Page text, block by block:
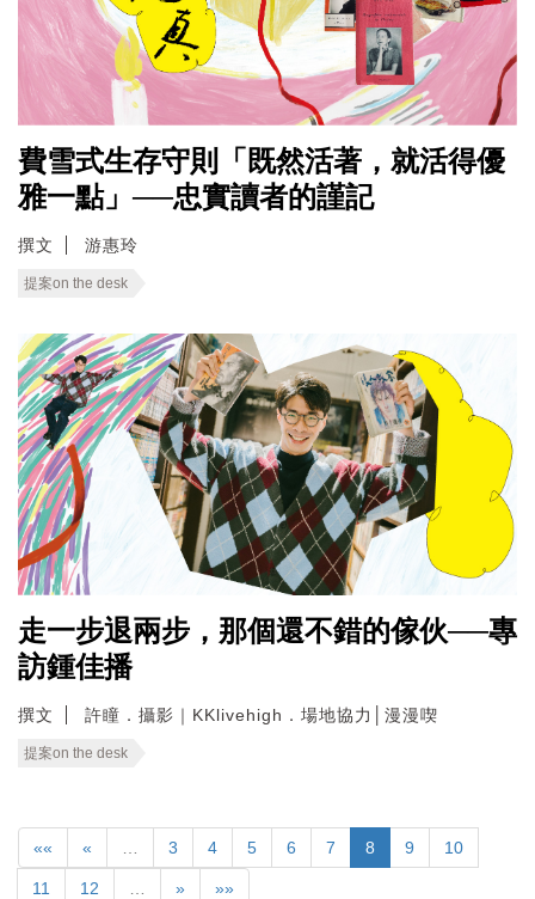
費雪式生存守則「既然活著，就活得優
雅一點」──忠實讀者的謹記
撰文 游惠玲
提案on the desk
走一步退兩步，那個還不錯的傢伙──專
訪鍾佳播
撰文 許瞳．攝影｜KKlivehigh．場地協力│漫漫喫
提案on the desk
«« « 3 4 5 6 7 8 9 10
11 12 » »»